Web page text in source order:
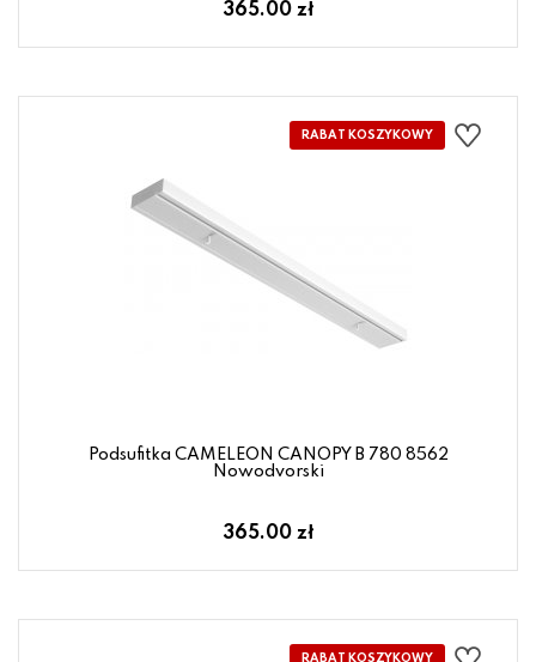
365.00 zł
Podsufitka CAMELEON CANOPY B 780 8562
Nowodvorski
365.00 zł